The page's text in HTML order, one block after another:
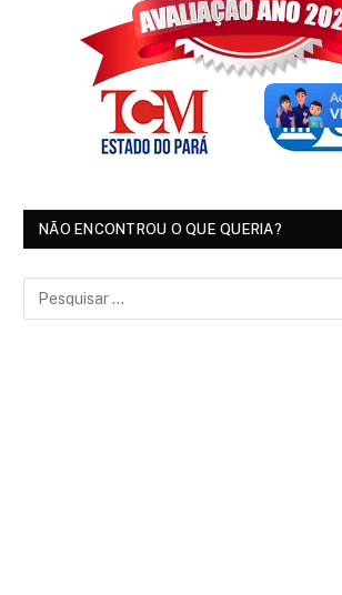
NÃO ENCONTROU O QUE QUERIA?